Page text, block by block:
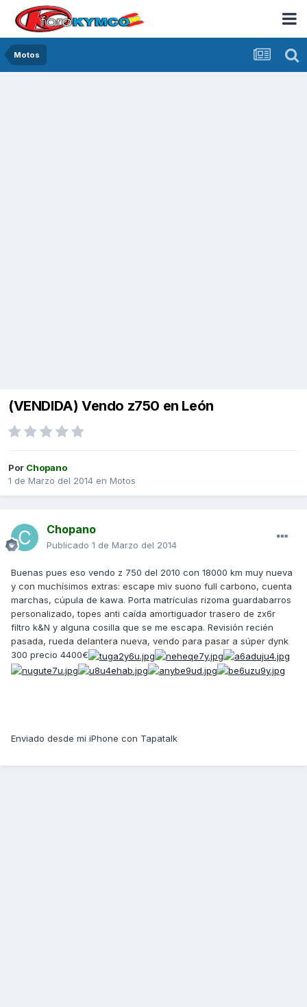
Motos
(VENDIDA) Vendo z750 en León
Por Chopano
1 de Marzo del 2014 en Motos
Chopano
Publicado 1 de Marzo del 2014
Buenas pues eso vendo z 750 del 2010 con 18000 km muy nueva
y con muchísimos extras: escape miv suono full carbono, cuenta
marchas, cúpula de kawa. Porta matrículas rizoma guardabarros
personalizado, topes anti caída amortiguador trasero de zx6r
filtro k&N y alguna cosilla que se me escapa. Revisión recién
pasada, rueda delantera nueva, vendo para pasar a súper dynk
300 precio 4400€
Enviado desde mi iPhone con Tapatalk